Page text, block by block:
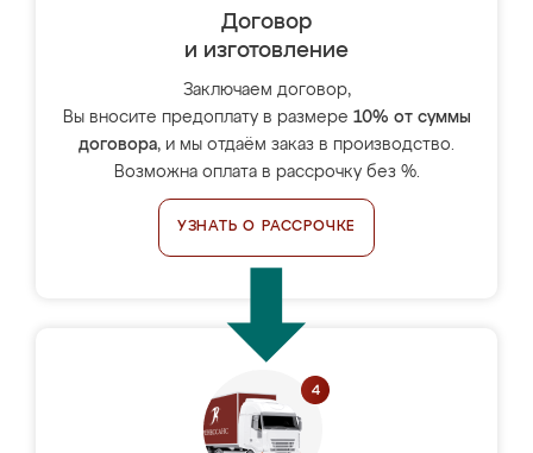
Договор
и изготовление
Заключаем договор,
Вы вносите предоплату в размере 10% от суммы
договора, и мы отдаём заказ в производство.
Возможна оплата в рассрочку без %.
УЗНАТЬ О РАССРОЧКЕ